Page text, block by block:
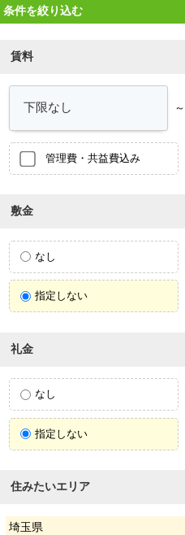
条件を絞り込む
賃料
～
管理費・共益費込み
敷金
なし
指定しない
礼金
なし
指定しない
住みたいエリア
埼玉県